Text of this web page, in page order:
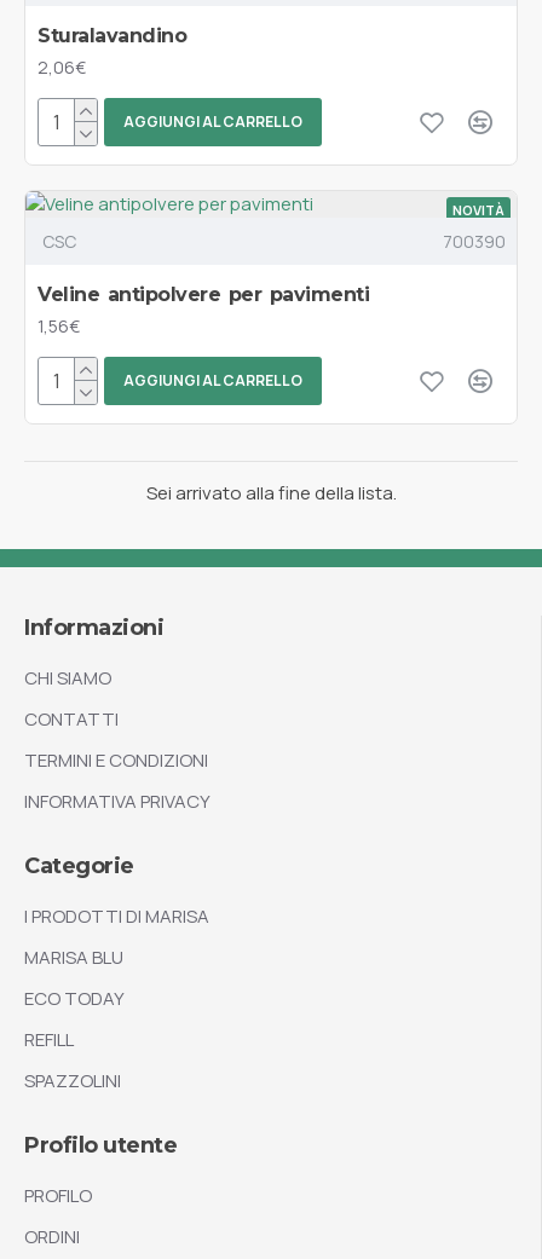
Sturalavandino
2,06€
AGGIUNGI AL CARRELLO
NOVITÀ
CSC 700390
Veline antipolvere per pavimenti
1,56€
AGGIUNGI AL CARRELLO
Sei arrivato alla fine della lista.
Informazioni
CHI SIAMO
CONTATTI
TERMINI E CONDIZIONI
INFORMATIVA PRIVACY
Categorie
I PRODOTTI DI MARISA
MARISA BLU
ECO TODAY
REFILL
SPAZZOLINI
Profilo utente
PROFILO
ORDINI